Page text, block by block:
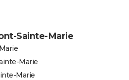
Sainte-Marie
Marie
Marie